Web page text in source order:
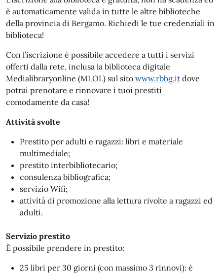
è automaticamente valida in tutte le altre biblioteche
della provincia di Bergamo. Richiedi le tue credenziali in
biblioteca!
Con l’iscrizione è possibile accedere a tutti i servizi
offerti dalla rete, inclusa la biblioteca digitale
Medialibraryonline (MLOL) sul sito www.rbbg.it dove
potrai prenotare e rinnovare i tuoi prestiti
comodamente da casa!
Attività svolte
Prestito per adulti e ragazzi: libri e materiale
multimediale;
prestito interbibliotecario;
consulenza bibliografica;
servizio Wifi;
attività di promozione alla lettura rivolte a ragazzi ed
adulti.
Servizio prestito
È possibile prendere in prestito:
25 libri per 30 giorni (con massimo 3 rinnovi): è